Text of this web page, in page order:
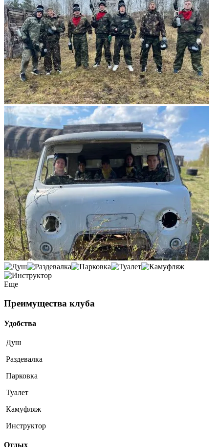
Еще
Преимущества клуба
Удобства
Душ
Раздевалка
Парковка
Туалет
Камуфляж
Инструктор
Отдых